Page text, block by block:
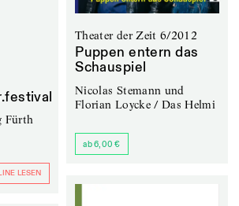
Theater der Zeit 6/2012
Puppen entern das
Schauspiel
Nicolas Stemann und
Florian Loycke / Das Helmi
ab 6,00 €
Fürth
LESEN